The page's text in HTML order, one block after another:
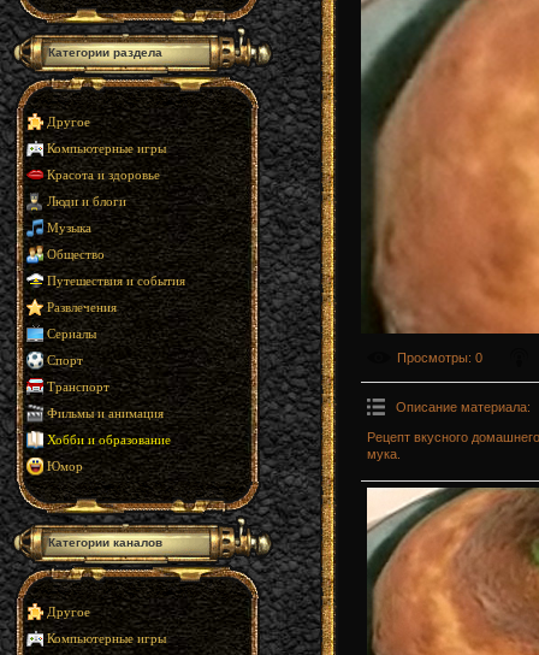
Категории раздела
Другое
Компьютерные игры
Красота и здоровье
Люди и блоги
Музыка
Общество
Путешествия и события
Развлечения
Сериалы
Спорт
Транспорт
Фильмы и анимация
Хобби и образование
Юмор
Категории каналов
Другое
Компьютерные игры
Просмотры: 0
Описание материала:
Рецепт вкусного
мука.